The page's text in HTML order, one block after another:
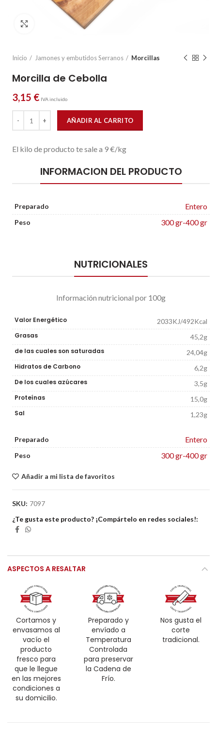
Click to enlarge
Inicio Jamones y embutidos Serranos Morcillas
Morcilla de Cebolla
3,15 € IVA incluido
AÑADIR AL CARRITO
El kilo de producto te sale a 9 €/kg
INFORMACION DEL PRODUCTO
Preparado Entero
Peso 300 gr-400 gr
NUTRICIONALES
Información nutricional por 100g
Valor Energético
2033KJ/492Kcal
Grasas
45,2g
de las cuales son saturadas
24,04g
Hidratos de Carbono
6,2g
De los cuales azúcares
3,5g
Proteínas
15,0g
Sal
1,23g
Preparado Entero
Peso 300 gr-400 gr
Añadir a mi lista de favoritos
SKU: 7097
¿Te gusta este producto? ¡Compártelo en redes sociales!
ASPECTOS A RESALTAR
Cortamos y
envasamos al
vacío el
producto
fresco para
que le llegue
en las mejores
condiciones a
su domicilio.
Preparado y
envíado a
Temperatura
Controlada
para preservar
la Cadena de
Frío.
Nos gusta el
corte
tradicional.